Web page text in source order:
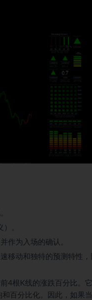
。
作为入场的确认。
移动和独特的预测特性，
4根K线的涨跌百分比。
百分比化。因此，如果